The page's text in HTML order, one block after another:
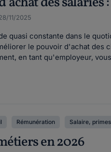
11/2025
quasi constante dans le
le pouvoir d'achat
en tant qu'employeur,
Rémunération Salaire,
en 2026